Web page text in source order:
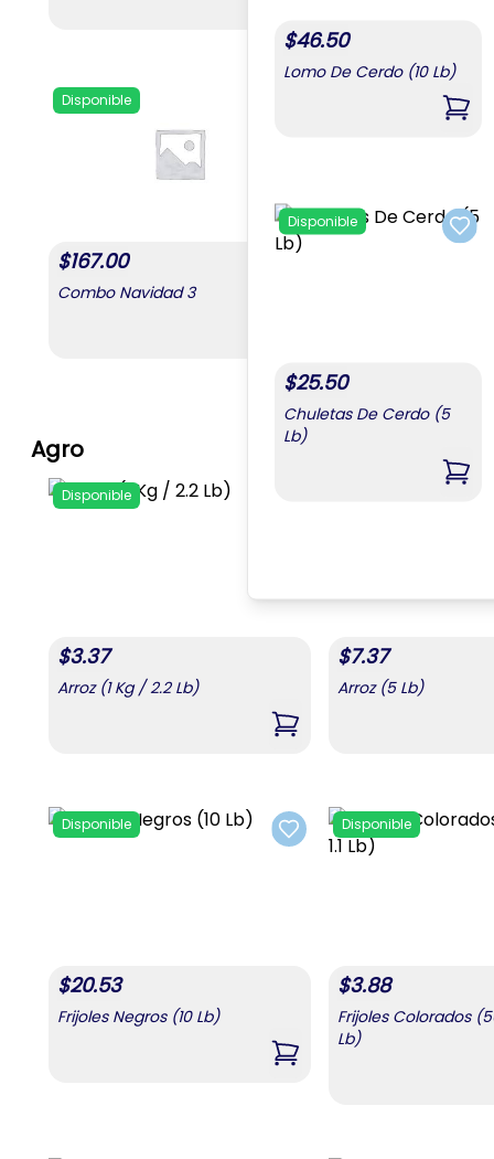
Disponible
$167.00
Combo Navidad 3
Agro
Disponible
$3.37
Arroz (1 Kg / 2.2 Lb)
,Arroz (1 Kg / 2.2 Lb)
$7.37
Arroz (5 Lb)
Add to favorites
Disponible
$20.53
Frijoles Negros (10 Lb)
,Frijoles Negros (10 Lb)
Disponible
$3.88
Frijoles Colorados
Lb)
$46.50
Lomo De Cerdo (10 Lb)
,
Add
Disponible
$25.50
Chuletas De Cerdo (5
Lb)
,